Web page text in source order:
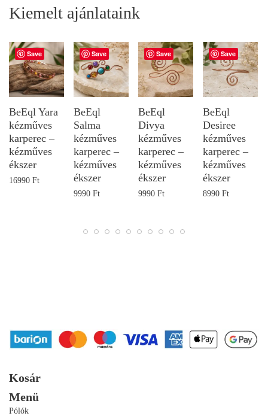
Kiemelt ajánlataink
Save
BeEql Yara
kézműves
karperec –
kézműves
ékszer
16990 Ft
Save
BeEql
Salma
kézműves
karperec –
kézműves
ékszer
9990Ft
Save
BeEql
Divya
kézműves
karperec –
kézműves
ékszer
9990Ft
Save
BeEql
Desiree
kézműves
karperec –
kézműves
ékszer
8990Ft
Kosár
Menü
Pólók